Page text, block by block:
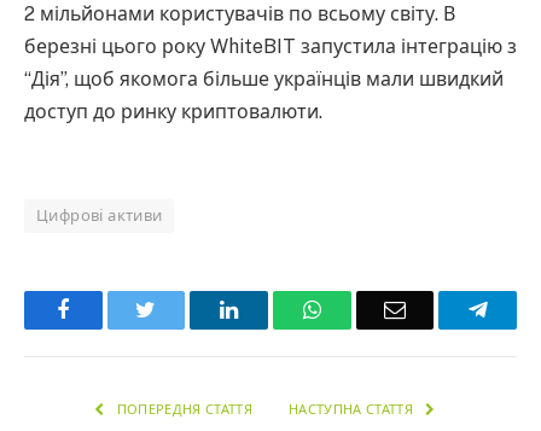
2 мільйонами користувачів по всьому світу. В
березні цього року WhiteBIT запустила інтеграцію з
“Дія”, щоб якомога більше українців мали швидкий
доступ до ринку криптовалюти.
Цифрові активи
Facebook LinkedInWhatsAppEmail
ПОПЕРЕДНЯ СТАТТЯ НАСТУПНА СТАТТЯ